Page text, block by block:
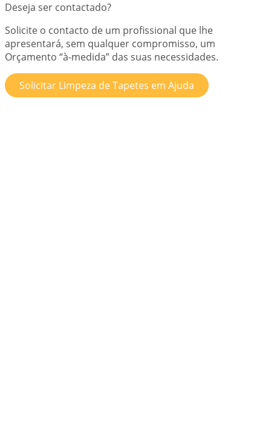
Deseja ser contactado?
Solicite o contacto de um profissional que lhe
apresentará, sem qualquer compromisso, um
Orçamento “à-medida” das suas necessidades.
Solicitar Limpeza de Tapetes em Ajuda